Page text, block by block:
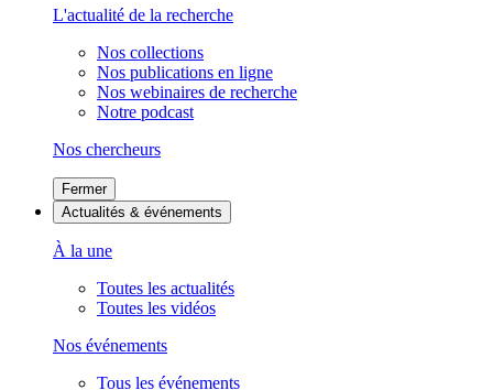
L'actualité de la recherche
Nos collections
Nos publications en ligne
Nos webinaires de recherche
Notre podcast
Nos chercheurs
Fermer
Actualités & événements
À la une
Toutes les actualités
Toutes les vidéos
Nos événements
Tous les événements